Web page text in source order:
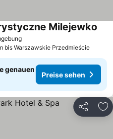
Milejewko
bis Warszawskie Przedmieście
genauen
Preise sehen
Teilen